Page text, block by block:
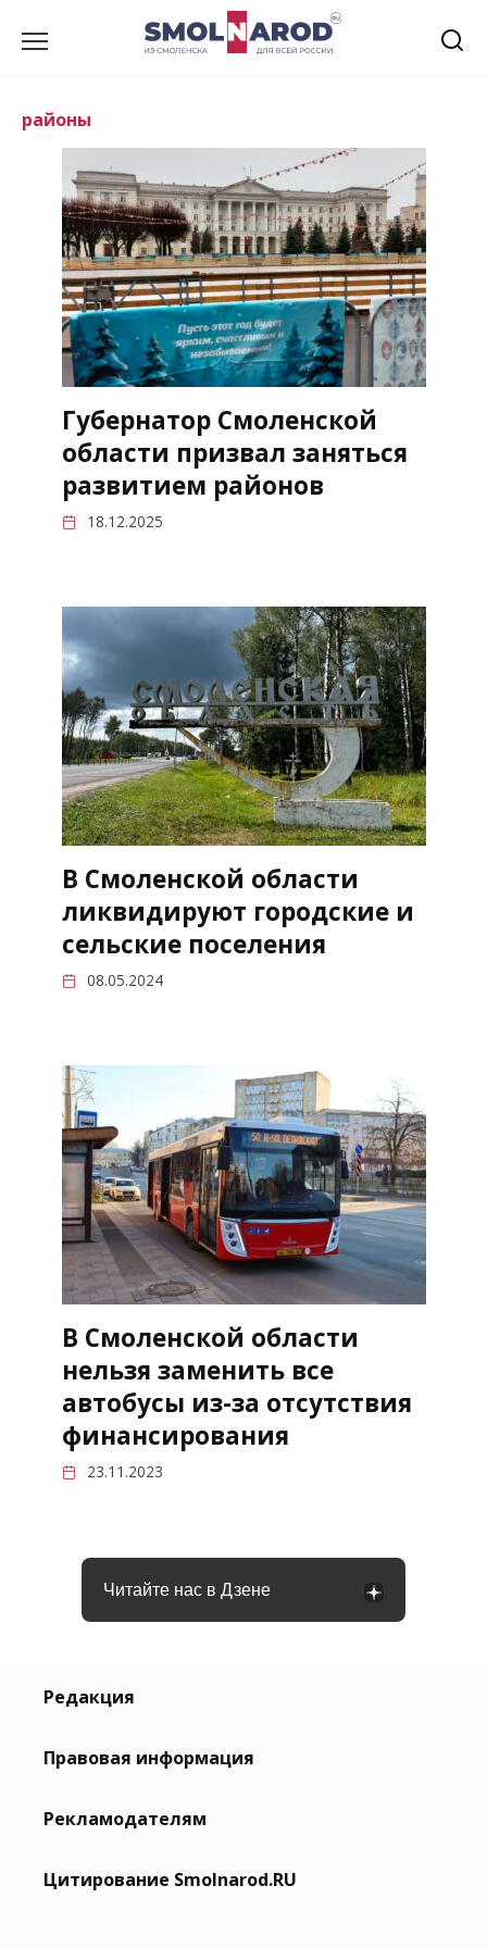
районы
Губернатор Смоленской
области призвал заняться
развитием районов
18.12.2025
В Смоленской области
ликвидируют городские и
сельские поселения
08.05.2024
В Смоленской области
нельзя заменить все
автобусы из-за отсутствия
финансирования
23.11.2023
Читайте нас в Дзене
Редакция
Правовая информация
Рекламодателям
Цитирование Smolnarod.RU